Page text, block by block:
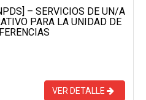
– SERVICIOS DE UN/A
PARA LA UNIDAD DE
VER DETALLE